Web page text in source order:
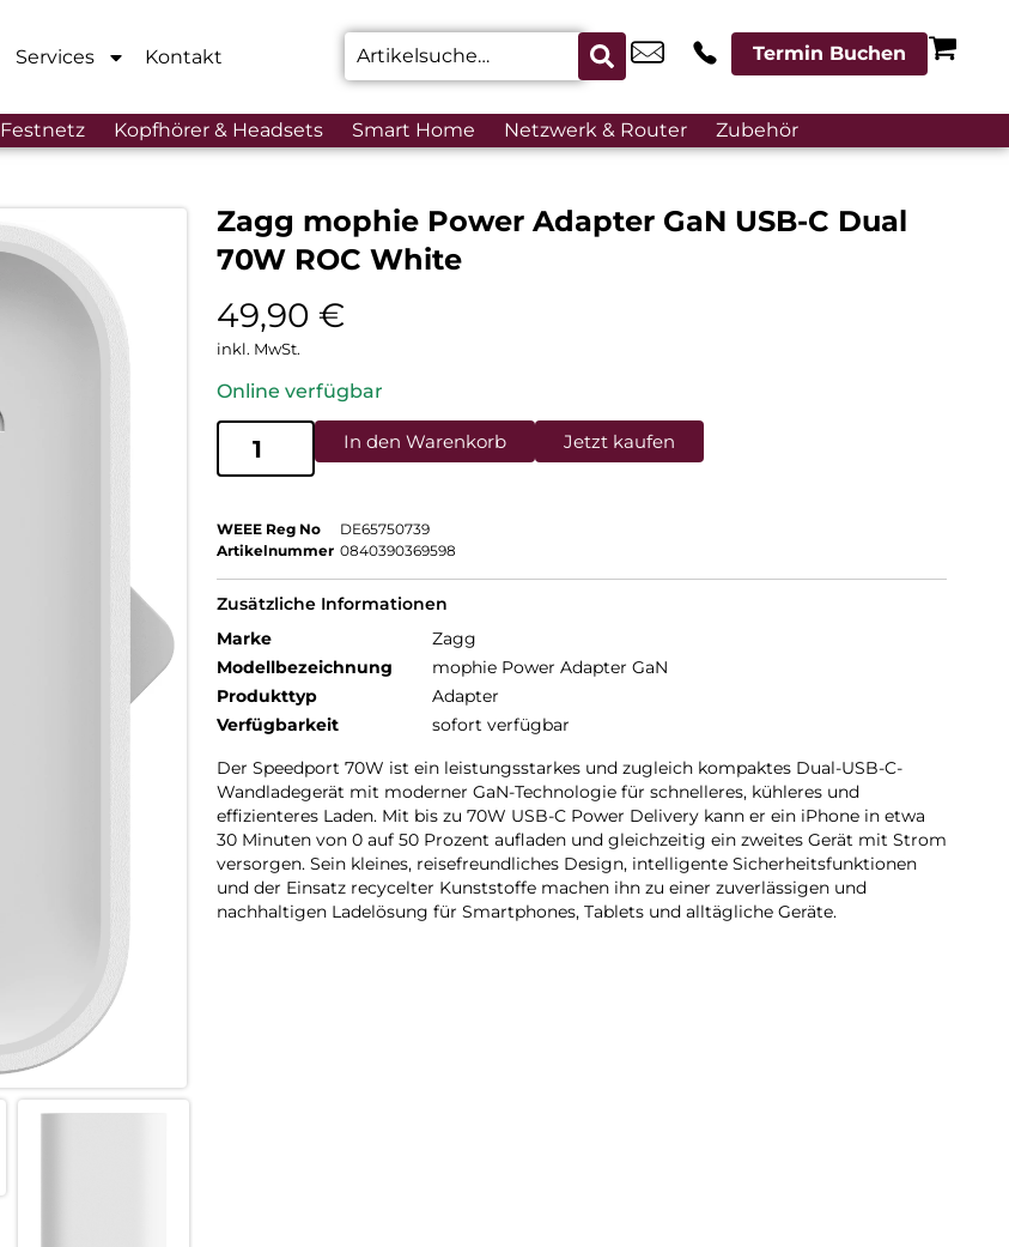
Services Kontakt Termin Buchen
Festnetz Kopfhörer & Headsets Smart Home Netzwerk & Router Zubehör
Zagg mophie Power Adapter GaN USB-C Dual
70W ROC White
49,90 €
inkl. MwSt.
Online verfügbar
In den Warenkorb Jetzt kaufen
WEEE Reg No
DE65750739
Artikelnummer 0840390369598
Zusätzliche Informationen
Marke
Zagg
Modellbezeichnung
mophie Power Adapter GaN
Produkttyp
Adapter
Verfügbarkeit
sofort verfügbar
Der Speedport 70W ist ein leistungsstarkes und zugleich kompaktes Dual-USB-C-
Wandladegerät mit moderner GaN-Technologie für schnelleres, kühleres und
effizienteres Laden. Mit bis zu 70W USB-C Power Delivery kann er ein iPhone in etwa
30 Minuten von 0 auf 50 Prozent aufladen und gleichzeitig ein zweites Gerät mit Strom
versorgen. Sein kleines, reisefreundliches Design, intelligente Sicherheitsfunktionen
und der Einsatz recycelter Kunststoffe machen ihn zu einer zuverlässigen und
nachhaltigen Ladelösung für Smartphones, Tablets und alltägliche Geräte.